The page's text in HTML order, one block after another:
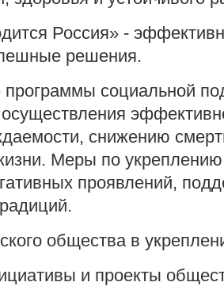
Россия» -
решения.
социальной
снижению
Меры по укреплению
проявлений,
общества в
и проекты